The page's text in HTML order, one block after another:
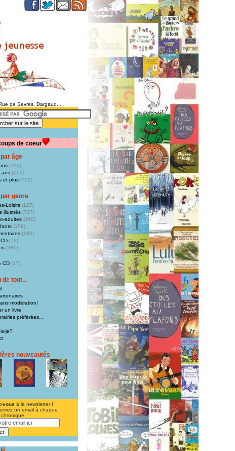
de Sevres, Dargaud...
de coeur
âge
(792)
ans (717)
et plus (701)
genre
Loisirs (127)
illustrés (727)
adultes (460)
(158)
(185)
(72)
(280)
CD (17)
de tout...
modération!
un livre
préférées…
je?
nouveautés
vous à la newsletter !
un email à chaque